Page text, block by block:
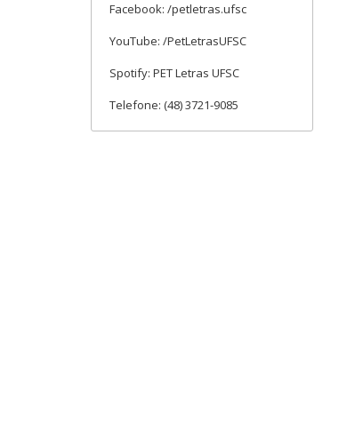
Facebook: /petletras.ufsc
YouTube: /PetLetrasUFSC
Spotify: PET Letras UFSC
Telefone: (48) 3721-9085